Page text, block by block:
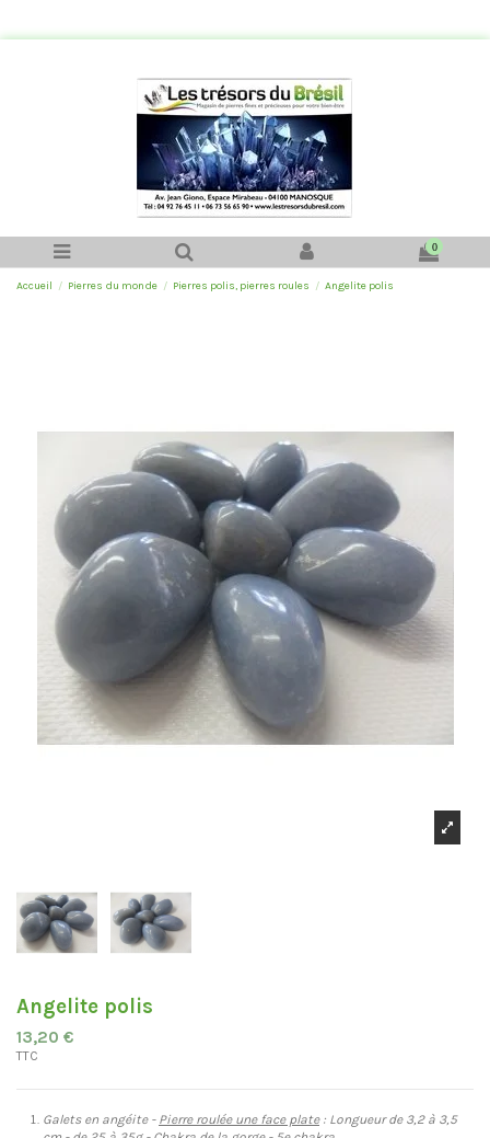
0
Accueil Pierres du monde Pierres polis, pierres roules Angelite polis
Angelite polis
13,20 €
TTC
Galets en angéite - Pierre roulée une face plate: Longueur de 3,2 à 3,5